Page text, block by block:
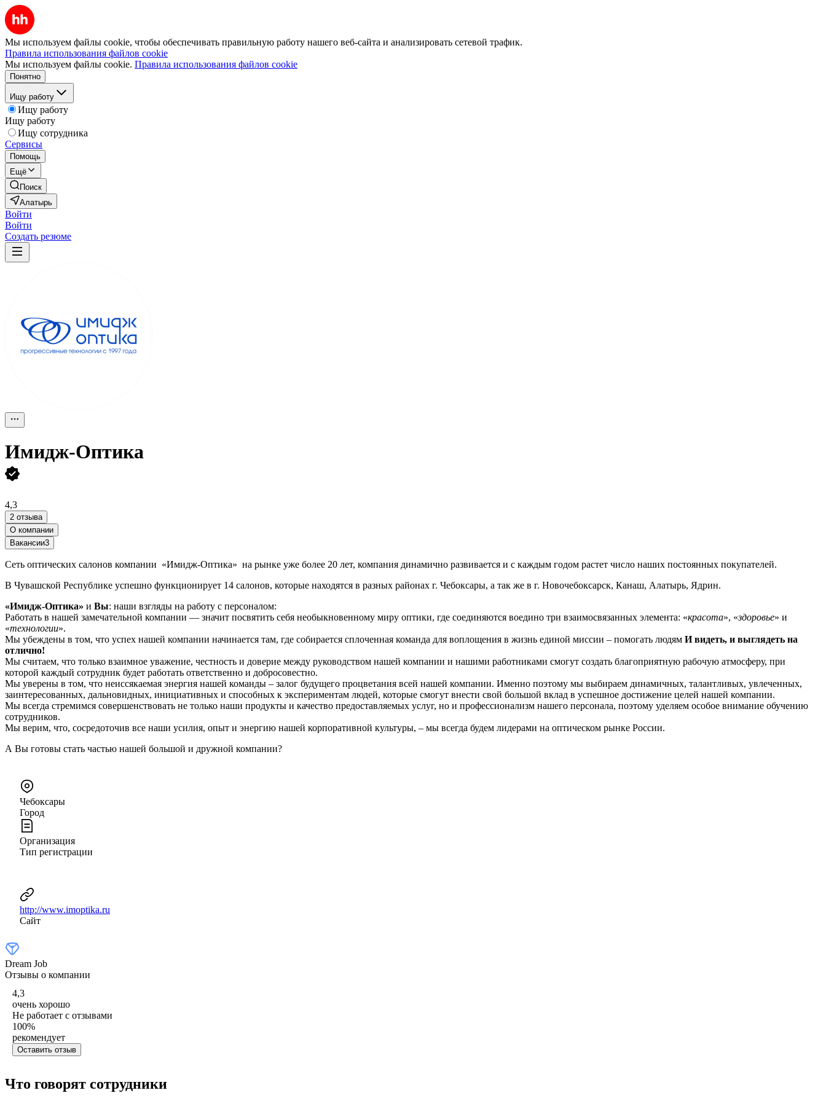
Мы используем файлы cookie, чтобы обеспечивать правильную работу нашего веб-сайта и анализировать сетевой трафик.
Правила использования файлов cookie
Мы используем файлы cookie. Правила использования файлов cookie
Понятно
Ищу работу
Ищу работу
Ищу работу
Ищу сотрудника
Сервисы
Помощь
Ещё
Поиск
Алатырь
Войти
Войти
Создать резюме
Имидж-Оптика
4,3
2 отзыва
О компании
Вакансии3
Сеть оптических салонов компании «Имидж-Оптика» на рынке уже более 20 лет, компания динамично развивается и с каждым годом растет число наших постоянных покупателей.
В Чувашской Республике успешно функционирует 14 салонов, которые находятся в разных районах г. Чебоксары, а так же в г. Новочебоксарск, Канаш, Алатырь, Ядрин.
«Имидж-Оптика» и Вы: наши взгляды на работу с персоналом:
Работать в нашей замечательной компании — значит посвятить себя необыкновенному миру оптики, где соединяются воедино три взаимосвязанных элемента: «красота», «здоровье» и
«технологии».
Мы убеждены в том, что успех нашей компании начинается там, где собирается сплоченная команда для воплощения в жизнь единой миссии – помогать людям И видеть, и выглядеть на
отлично!
Мы считаем, что только взаимное уважение, честность и доверие между руководством нашей компании и нашими работниками смогут создать благоприятную рабочую атмосферу, при
которой каждый сотрудник будет работать ответственно и добросовестно.
Мы уверены в том, что неиссякаемая энергия нашей команды – залог будущего процветания всей нашей компании. Именно поэтому мы выбираем динамичных, талантливых, увлеченных,
заинтересованных, дальновидных, инициативных и способных к экспериментам людей, которые смогут внести свой большой вклад в успешное достижение целей нашей компании.
Мы всегда стремимся совершенствовать не только наши продукты и качество предоставляемых услуг, но и профессионализм нашего персонала, поэтому уделяем особое внимание обучению
сотрудников.
Мы верим, что, сосредоточив все наши усилия, опыт и энергию нашей корпоративной культуры, – мы всегда будем лидерами на оптическом рынке России.
А Вы готовы стать частью нашей большой и дружной компании?
Чебоксары
Город
Организация
Тип регистрации
http://www.imoptika.ru
Сайт
Dream Job
Отзывы о компании
4,3
очень хорошо
Не работает с отзывами
100%
рекомендует
Оставить отзыв
Что говорят сотрудники